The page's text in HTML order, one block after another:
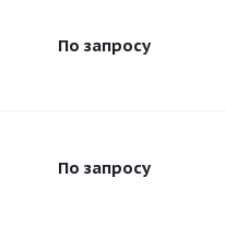
По запросу
По запросу